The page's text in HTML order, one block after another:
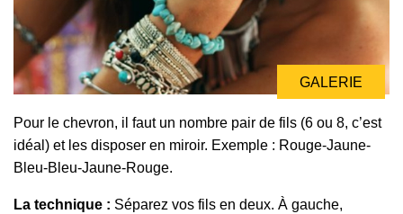
GALERIE
Pour le chevron, il faut un nombre pair de fils (6 ou 8, c’est
idéal) et les disposer en miroir. Exemple : Rouge-Jaune-
Bleu-Bleu-Jaune-Rouge.
La technique : Séparez vos fils en deux. À gauche,